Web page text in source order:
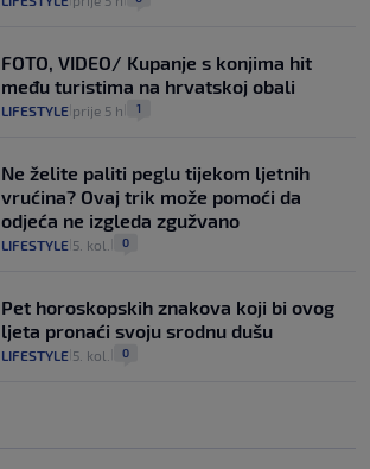
FOTO, VIDEO/ Kupanje s konjima hit
među turistima na hrvatskoj obali
LIFESTYLE prije 5 h 1
Ne želite paliti peglu tijekom ljetnih
vrućina? Ovaj trik može pomoći da
odjeća ne izgleda zgužvano
LIFESTYLE 5. kol. 0
Pet horoskopskih znakova koji bi ovog
ljeta pronaći svoju srodnu dušu
LIFESTYLE 5. kol. 0